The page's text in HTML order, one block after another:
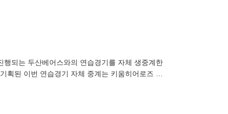
되는 두산베어스와의 연습경기를 자체 생중계한
된 이번 연습경기 자체 중계는 키움히어로즈 공